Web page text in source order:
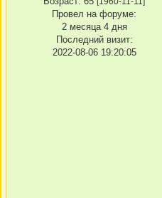
Провел на форуме:
2 месяца 4 дня
Последний визит:
2022-08-06 19:20:05